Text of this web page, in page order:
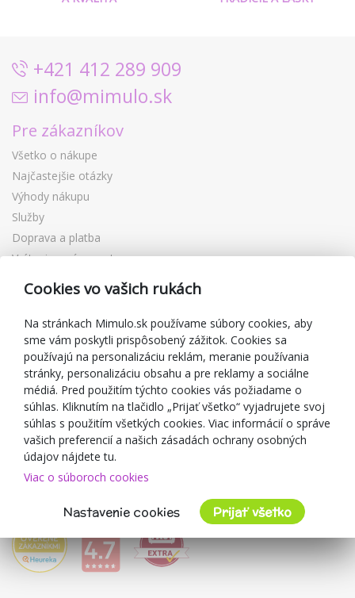
+421 412 289 909
info@mimulo.sk
Pre zákazníkov
Všetko o nákupe
Najčastejšie otázky
Výhody nákupu
Služby
Doprava a platba
Vrátenie a výmena tovaru
Reklamácia
Zľavové kupóny
Blog
O predajcovi
Mimulo.sk
Obchodné podmienky
Ochrana osobných údajov GDPR
Kontakty
Spolupracujeme
Cookies vo vašich rukách
Na stránkach Mimulo.sk používame súbory cookies, aby
sme vám poskytli prispôsobený zážitok. Cookies sa
používajú na personalizáciu reklám, meranie používania
stránky, personalizáciu obsahu a pre reklamy a sociálne
médiá. Pred použitím týchto cookies vás požiadame o
súhlas. Kliknutím na tlačidlo „Prijať všetko“ vyjadrujete svoj
súhlas s použitím všetkých cookies. Viac informácií o správe
vašich preferencií a našich zásadách ochrany osobných
údajov nájdete tu.
Viac o súboroch cookies
Nastavenie cookies Prijať všetko